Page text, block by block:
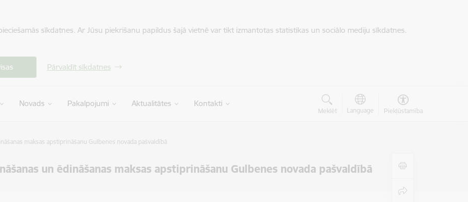
sīkdatnes. Ar Jūsu piekrišanu papildus šajā vietnē var tikt izmantotas statistikas un sociālo mediju sīkdatnes.
Pārvaldīt sīkdatnes
Novads Pakalpojumi Aktualitātes Kontakti
Meklēt Language Piekļūstamība
maksas apstiprināšanu Gulbenes novada pašvaldībā
un ēdināšanas maksas apstiprināšanu Gulbenes novada pašvaldībā